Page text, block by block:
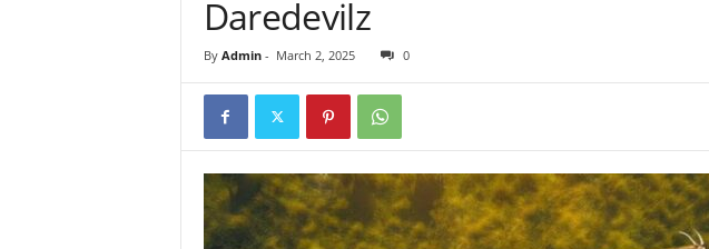
Daredevilz
By Admin- March 2, 2025 0